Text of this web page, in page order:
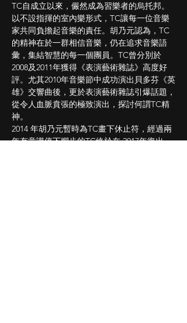
TC自成立以來，儼然成為習樂者的烏托邦。
以不設指揮的室內樂形式，TC讓每一位音樂
家共同負擔起音樂的責任。胡乃元認為，TC
的精神在於一群相信音樂，仍在追求音樂語
彙，集結智慧的每一個團員。TC曾分別於
2008及2011年獲得《表演藝術雜誌》高度好
評。尤其2010年音樂節中成功演出貝多芬《英
雄》交響曲後，更於表演藝術雜誌引爆話題，
從令人血脈賁張的極致演出，探討何謂TC精
神。
2014 年胡乃元暫時為TC畫下休止符，經過兩
年有意識停下腳步的TC終於在 2017年復出，